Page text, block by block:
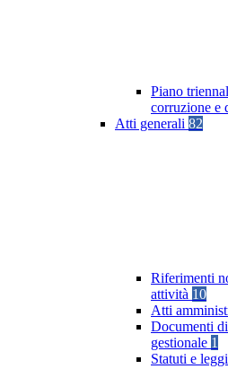
Piano
corruzione e
Atti generali 82
Riferimenti
attività 10
Atti
Documenti
gestionale 1
Statuti e